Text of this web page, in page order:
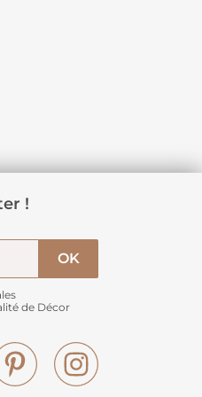
!
de Décor
Pinterest